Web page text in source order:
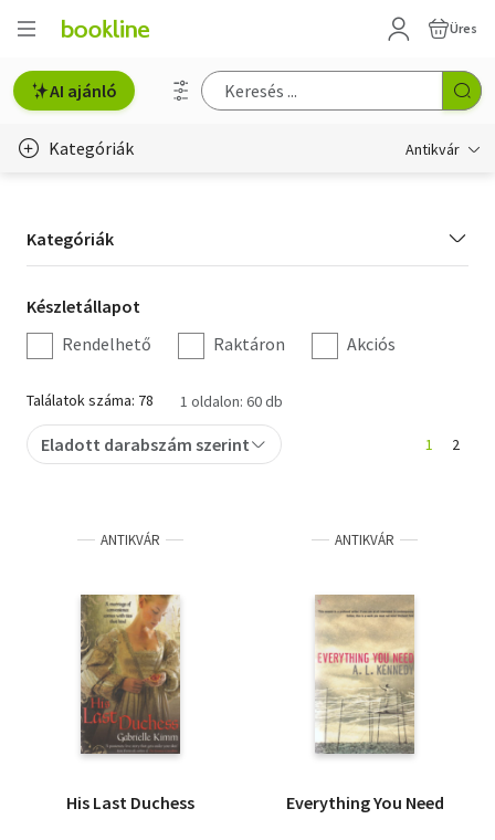
Üres
AI ajánló
Kategóriák Antikvár
Régi képeslap
Életmód, egészség
Erotika
Gyermek- és ifjúsági
Hobbi, szabadidő
Minikönyv
Művészet
Szakkönyv
Kategória
szűrés
Kategóriák
Készletállapot
szűrés
Készletállapot
Rendelhető
Raktáron Akciós
Találatok száma: 78 1 oldalon: 60 db
Eladott darabszám szerint 1 2
ANTIKVÁR
His Last Duchess
ANTIKVÁR
Everything You Need